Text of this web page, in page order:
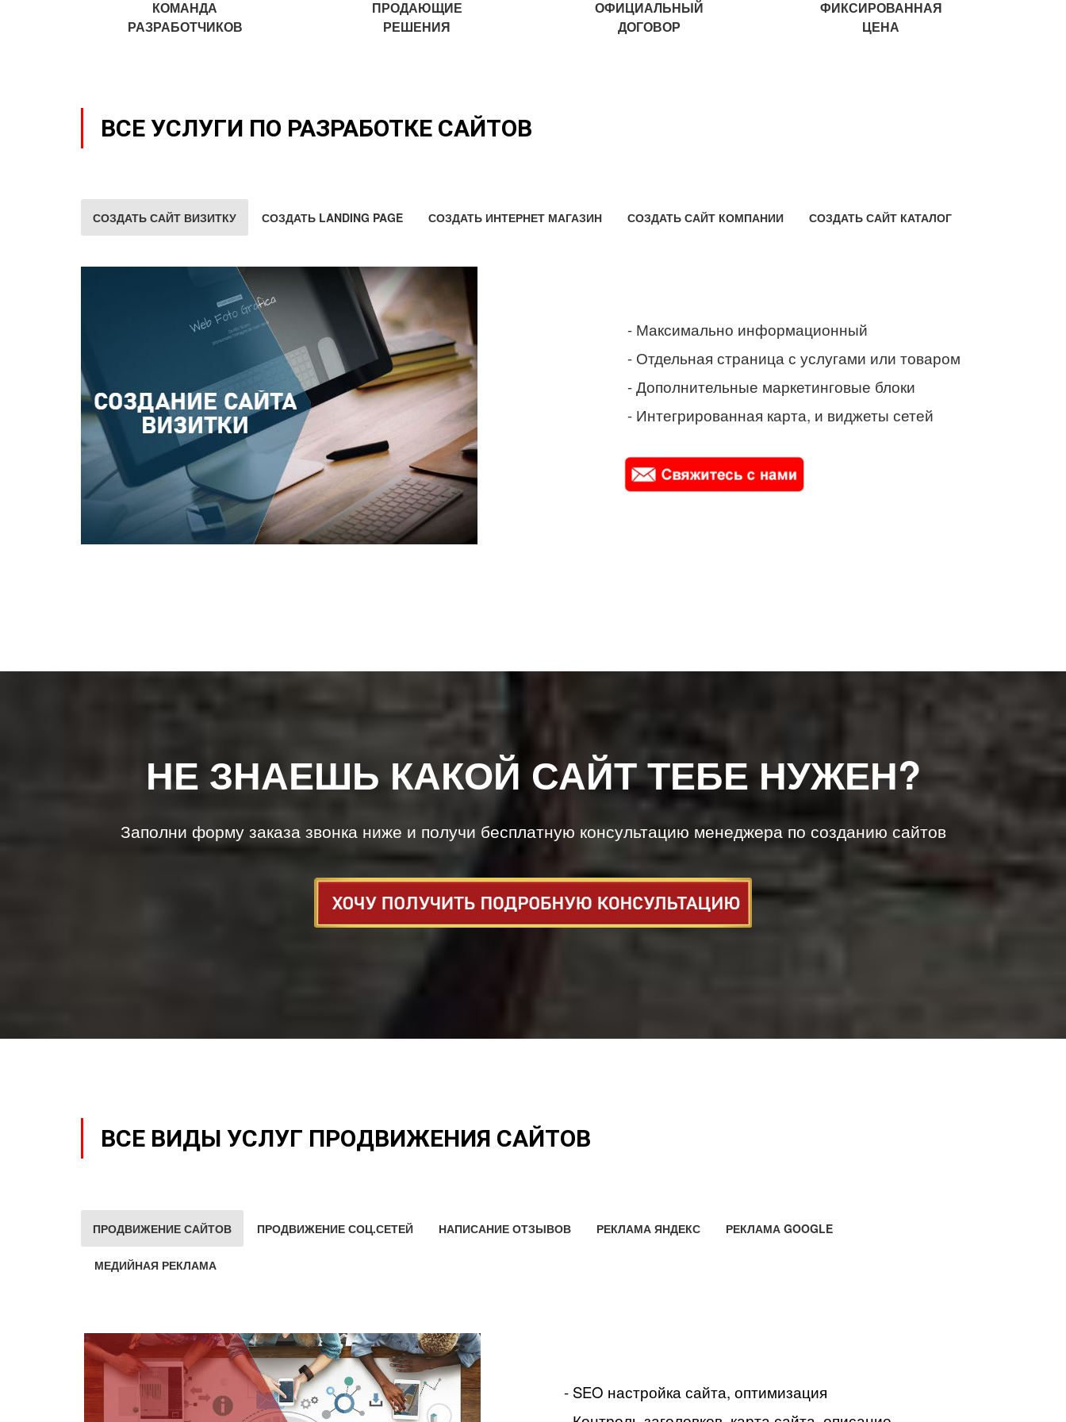
КОМАНДА
РАЗРАБОТЧИКОВ
ПРОДАЮЩИЕ
РЕШЕНИЯ
ОФИЦИАЛЬНЫЙ
ДОГОВОР
ФИКСИРОВАННАЯ
ЦЕНА
ВСЕ УСЛУГИ ПО РАЗРАБОТКЕ САЙТОВ
СОЗДАТЬ САЙТ ВИЗИТКУ СОЗДАТЬ LANDING PAGE СОЗДАТЬ ИНТЕРНЕТ МАГАЗИН СОЗДАТЬ САЙТ КОМПАНИИ СОЗДАТЬ САЙТ КАТАЛОГ
- Максимально информационный
- Отдельная страница с услугами или товаром
- Дополнительные маркетинговые блоки
- Интегрированная карта, и виджеты сетей
НЕ ЗНАЕШЬ КАКОЙ САЙТ ТЕБЕ НУЖЕН?
Заполни форму заказа звонка ниже и получи бесплатную консультацию менеджера по созданию сайтов
ВСЕ ВИДЫ УСЛУГ ПРОДВИЖЕНИЯ САЙТОВ
ПРОДВИЖЕНИЕ САЙТОВ ПРОДВИЖЕНИЕ СОЦ.СЕТЕЙ НАПИСАНИЕ ОТЗЫВОВ РЕКЛАМА ЯНДЕКС РЕКЛАМА GOOGLE
МЕДИЙНАЯ РЕКЛАМА
- SEO настройка сайта, оптимизация